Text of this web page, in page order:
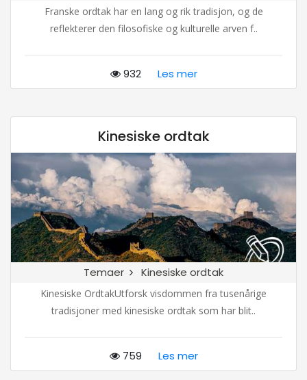
Franske ordtak har en lang og rik tradisjon, og de
reflekterer den filosofiske og kulturelle arven f..
932 Les mer
Kinesiske ordtak
Temaer Kinesiske ordtak
Kinesiske OrdtakUtforsk visdommen fra tusenårige
tradisjoner med kinesiske ordtak som har blit..
759 Les mer